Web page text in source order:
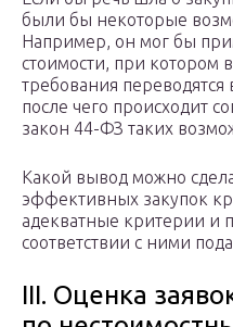
были бы некоторые
Например, он мог бы
стоимости, при котором
требования
после чего происходит
закон 44-ФЗ таких
Какой вывод можно
эффективных закупок
адекватные критерии и
соответствии с ними
III. Оценка